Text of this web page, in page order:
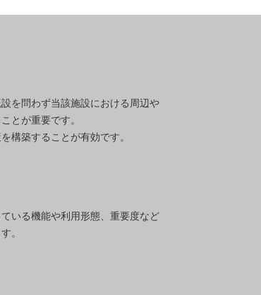
を問わず当該施設における周辺や
とが重要です。
構築することが有効です。
いる機能や利用形態、重要度など
。